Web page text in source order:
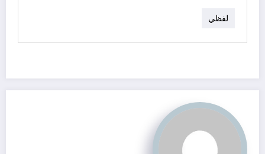
لفظي